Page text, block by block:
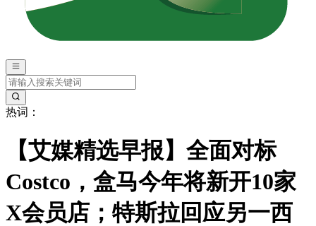
热词：
【艾媒精选早报】全面对标
Costco，盒马今年将新开10家
X会员店；特斯拉回应另一西